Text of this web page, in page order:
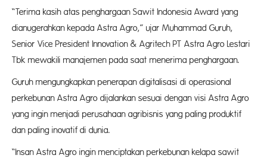
“Terima kasih atas penghargaan Sawit Indonesia Award yang
dianugerahkan kepada Astra Agro,” ujar Muhammad Guruh,
Senior Vice President Innovation & Agritech PT Astra Agro Lestari
Tbk mewakili manajemen pada saat menerima penghargaan.
Guruh mengungkapkan penerapan digitalisasi di operasional
perkebunan Astra Agro dijalankan sesuai dengan visi Astra Agro
yang ingin menjadi perusahaan agribisnis yang paling produktif
dan paling inovatif di dunia.
“Insan Astra Agro ingin menciptakan perkebunan kelapa sawit